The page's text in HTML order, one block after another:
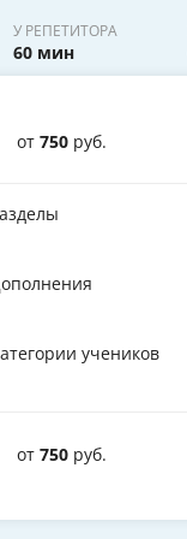
У РЕПЕТИТОРА
60 мин
от 750 руб.
учеников
от 750 руб.